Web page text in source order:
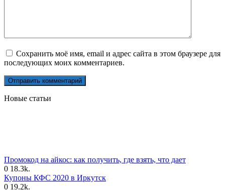
Сохранить моё имя, email и адрес сайта в этом браузере для
последующих моих комментариев.
Новые статьи
Промокод на айкос: как получить, где взять, что дает
0 18.3k.
Купоны КФС 2020 в Иркутск
0 19.2k.